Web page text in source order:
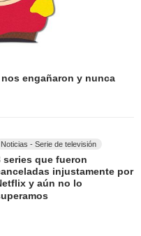
engañaron y nunca
Noticias - Serie de televisión
series que fueron
injustamente por
y aún no lo